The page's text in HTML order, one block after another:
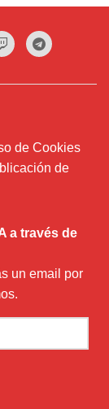
de Cookies
de
a través de
un email por